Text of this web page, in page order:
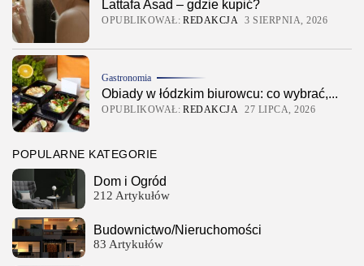
Lattafa Asad – gdzie kupić?
OPUBLIKOWAŁ: REDAKCJA 3 SIERPNIA, 2026
Gastronomia
Obiady w łódzkim biurowcu: co wybrać,...
OPUBLIKOWAŁ: REDAKCJA 27 LIPCA, 2026
POPULARNE KATEGORIE
Dom i Ogród
212 Artykułów
Budownictwo/Nieruchomości
83 Artykułów